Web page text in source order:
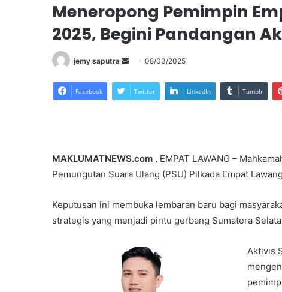
Meneropong Pemimpin
2025, Begini Pandangan
jemy saputra
Send
email
08/03/2025
Facebook Twitter LinkedIn Tumblr
MAKLUMATNEWS.com , EMPAT LAWANG –
Pemungutan Suara Ulang (PSU) Pilkada Empat
Keputusan ini membuka lembaran baru bagi
strategis yang menjadi pintu gerbang Sumatera
Aktivis